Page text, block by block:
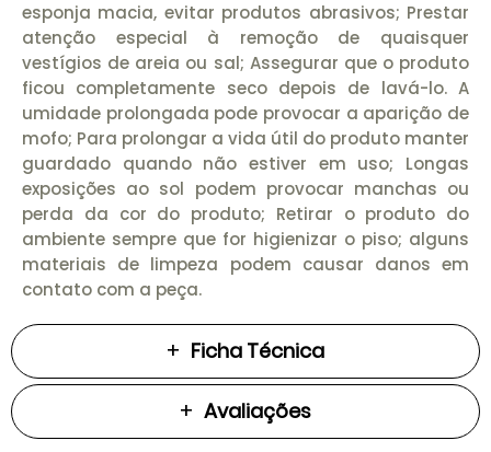
esponja macia, evitar produtos abrasivos; Prestar
atenção especial à remoção de quaisquer
vestígios de areia ou sal; Assegurar que o produto
ficou completamente seco depois de lavá-lo. A
umidade prolongada pode provocar a aparição de
mofo; Para prolongar a vida útil do produto manter
guardado quando não estiver em uso; Longas
exposições ao sol podem provocar manchas ou
perda da cor do produto; Retirar o produto do
ambiente sempre que for higienizar o piso; alguns
materiais de limpeza podem causar danos em
contato com a peça.
Ficha Técnica
Avaliações